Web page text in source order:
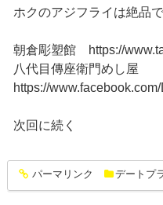
ホクのアジフライは絶品で
朝倉彫塑館 https://
八代目傳座衛門めし屋
https://
次回に続く
entry1504
パーマリンク デートプ